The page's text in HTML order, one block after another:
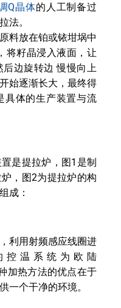
Q晶体的人工制备过
法。
料放在铂或铱坩埚中
将籽晶浸入液面，让
边旋转边 慢慢向上
始逐渐长大，最终得
具体的生产装置与流
是提拉炉，图1是制
，图2为提拉炉的构
成：
利用射频感应线圈进
控温系统为欧陆
加热方法的优点在于
一个干净的环境。